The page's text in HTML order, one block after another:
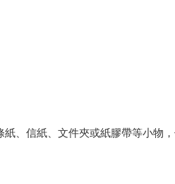
、信紙、文件夾或紙膠帶等小物